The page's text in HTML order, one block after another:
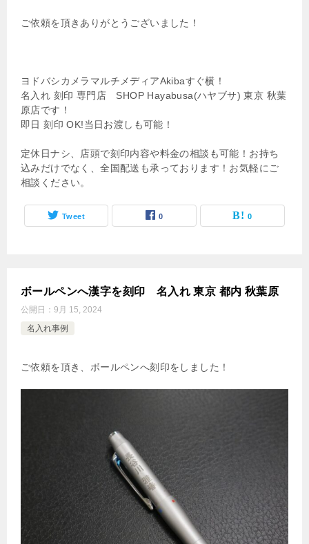
ご依頼を頂きありがとうございました！
ヨドバシカメラマルチメディアAkibaすぐ横！
名入れ 刻印 専門店 SHOP Hayabusa(ハヤブサ) 東京 秋葉
原店です！
即日 刻印 OK!当日お渡しも可能！
定休日ナシ、店頭で刻印内容や料金の相談も可能！お持ち
込みだけでなく、全国配送も承っております！お気軽にご
相談ください。
Tweet 0 0
ボールペンへ漢字を刻印 名入れ 東京 都内 秋葉原
公開日： 9月 15, 2024
名入れ事例
ご依頼を頂き、ボールペンへ刻印をしました！